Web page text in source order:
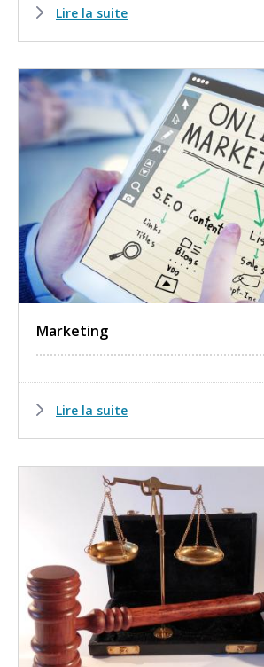
Lire la suite
Marketing
Lire la suite